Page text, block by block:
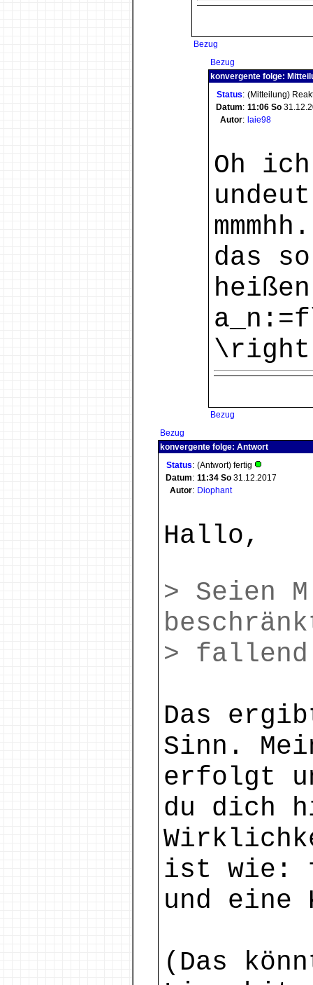
Bezug
Bezug
konvergente folge:
Status: (Mitteilung)
Datum: 11:06 So
Autor: laie98
Oh
das
\right
Bezug
Bezug
konvergente folge: Antwort
Status: (Antwort) fertig
Datum: 11:34 So 31.12.2017
Autor: Diophant
Hallo,
> Seien
> fallend
Das
Sinn.
erfolgt
du dich
ist wie: f
und eine
(Das